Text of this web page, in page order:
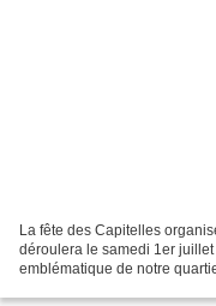
La fête des Capitelles
déroulera le samedi 1er
emblématique de notre